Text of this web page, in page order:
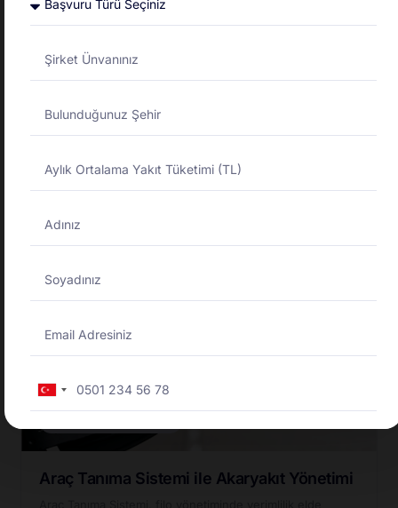
Otobil Taşıt Tanıma
Sistemi
Opet Otobil Taşıt Tanıma Sistemi
Opet Otobil Taşıt Tanıma Sistemi, ticari araç filolarının
yönetimini en verimli hale getiren ve ileri teknolojilere
sahip olan bir...
Araç Tanıma Sistemi ile Akaryakıt Yönetimi
Turkey
+90